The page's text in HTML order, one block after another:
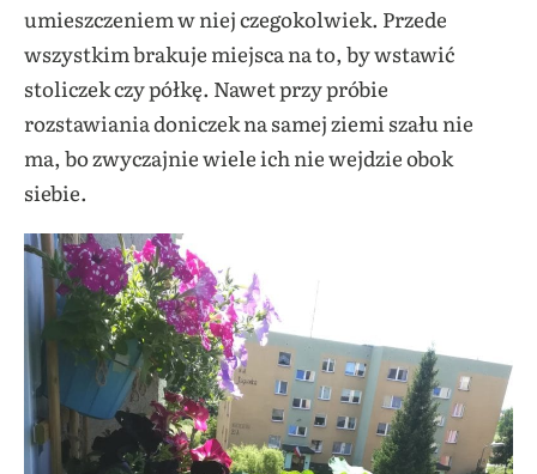
umieszczeniem w niej czegokolwiek. Przede
wszystkim brakuje miejsca na to, by wstawić
stoliczek czy półkę. Nawet przy próbie
rozstawiania doniczek na samej ziemi szału nie
ma, bo zwyczajnie wiele ich nie wejdzie obok
siebie.